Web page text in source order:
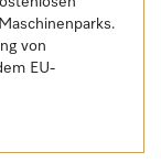
von
EU-